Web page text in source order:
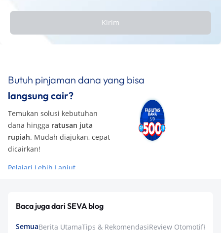
Kirim
Butuh pinjaman dana yang bisa
langsung cair?
Temukan solusi kebutuhan
dana hingga ratusan juta
rupiah. Mudah diajukan, cepat
dicairkan!
Pelajari Lebih Lanjut
Baca juga dari SEVA blog
SemuaBerita UtamaTips & RekomendasiReview Otomotif